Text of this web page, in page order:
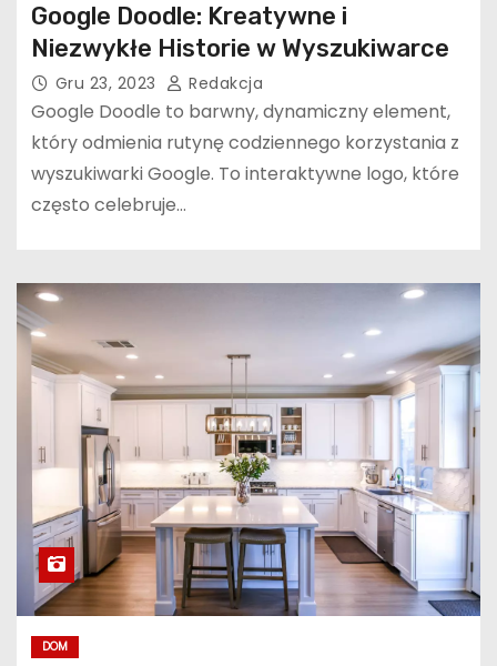
Google Doodle: Kreatywne i
Niezwykłe Historie w Wyszukiwarce
Gru 23, 2023 Redakcja
Google Doodle to barwny, dynamiczny element,
który odmienia rutynę codziennego korzystania z
wyszukiwarki Google. To interaktywne logo, które
często celebruje…
DOM